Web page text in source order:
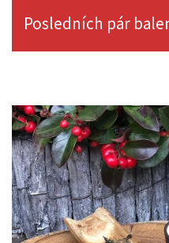
Posledních pár